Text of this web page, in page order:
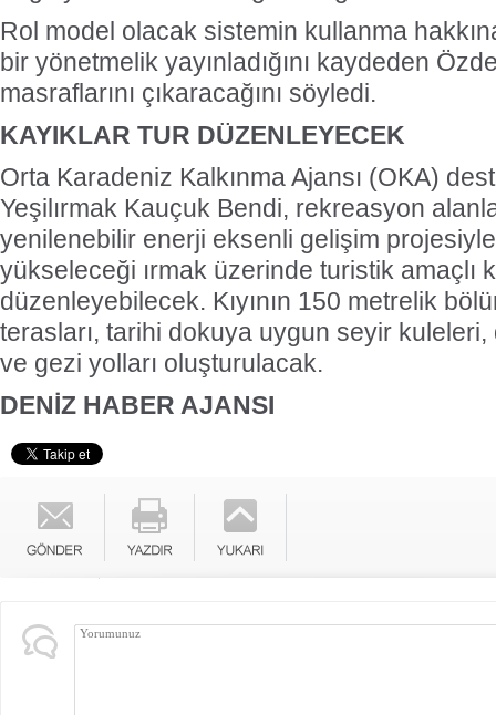
Rol model olacak sistemin kullanma
bir yönetmelik yayınladığını kaydeden
masraflarını çıkaracağını söyledi.
KAYIKLAR TUR DÜZENLEYECEK
Orta Karadeniz Kalkınma Ajansı (OKA)
Yeşilırmak Kauçuk Bendi, rekreasyon
yenilenebilir enerji eksenli gelişim
yükseleceği ırmak üzerinde turistik amaçlı
düzenleyebilecek. Kıyının 150 metrelik
terasları, tarihi dokuya uygun seyir kuleleri,
ve gezi yolları oluşturulacak.
DENİZ HABER AJANSI